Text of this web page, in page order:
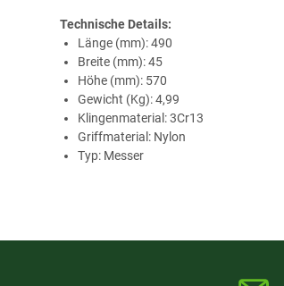
Technische Details:
Länge (mm): 490
Breite (mm): 45
Höhe (mm): 570
Gewicht (Kg): 4,99
Klingenmaterial: 3Cr13
Griffmaterial: Nylon
Typ: Messer